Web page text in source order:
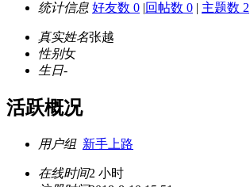
统计信息 好友数 0 |回帖数 0 | 主题数 2
真实姓名张越
性别女
生日-
活跃概况
用户组 新手上路
在线时间2 小时